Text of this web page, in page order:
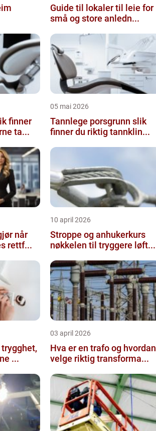
Guide til lokaler til leie for
små og store anledn...
ta...
05 mai 2026
Tannlege porsgrunn slik
finner du riktig tannklin...
rettf...
10 april 2026
Stroppe og anhukerkurs
nøkkelen til tryggere løft...
...
03 april 2026
Hva er en trafo og hvordan
velge riktig transforma...